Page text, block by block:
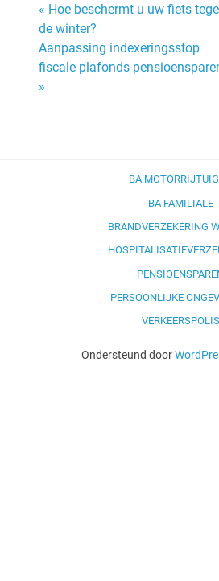
Bericht
navigatie
« Hoe beschermt u uw fiets
de winter?
Aanpassing indexeringsstop
fiscale plafonds
»
BA
BA FAMILIALE
BRANDVERZEKERING
PERSOONLIJKE
VERKEERSPOLIS
Ondersteund door